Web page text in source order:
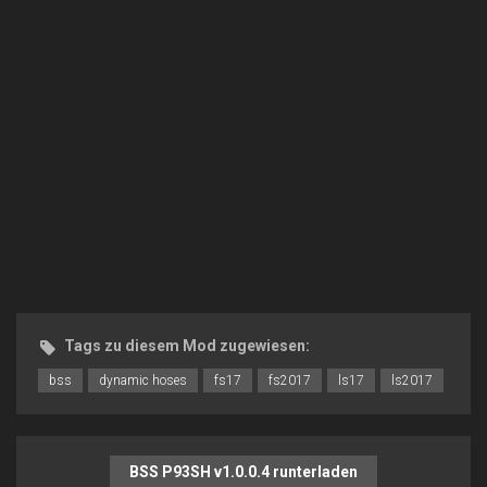
Tags zu diesem Mod zugewiesen:
bss dynamic hoses fs17 fs2017 ls17 ls2017
BSS P93SH v1.0.0.4 runterladen